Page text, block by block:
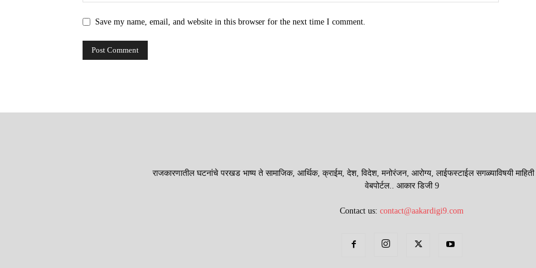
Save my name, email, and website in this browser for the next time I comment.
राजकारणातील घटनांचे परखड भाष्य ते सामाजिक, आर्थिक, क्राईम, देश, विदेश, मनोरंजन, आरोग्य, लाईफस्टाईल सगळ्याविषयी माहिती
वेबपोर्टल.. आकार डिजी 9
Contact us:contact@aakardigi9.com